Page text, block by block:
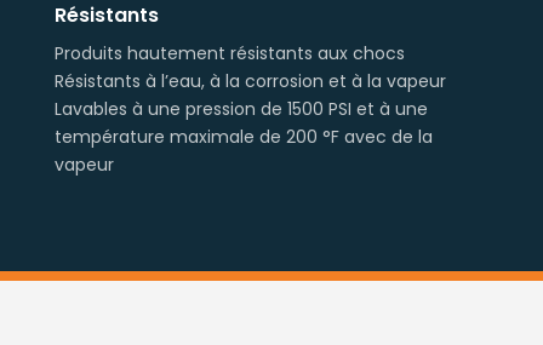
Résistants
Produits hautement résistants aux chocs
Résistants à l’eau, à la corrosion et à la vapeur
Lavables à une pression de 1500 PSI et à une
température maximale de 200 °F avec de la
vapeur